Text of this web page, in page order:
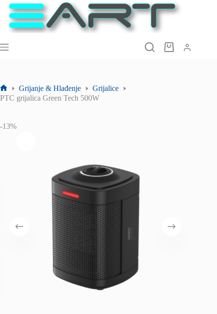
Preskoči
sadržaj
Košarica
Početna
stranica
Grijanje & Hlađenje
Grijalice
PTC grijalica Green Tech 500W
-13%